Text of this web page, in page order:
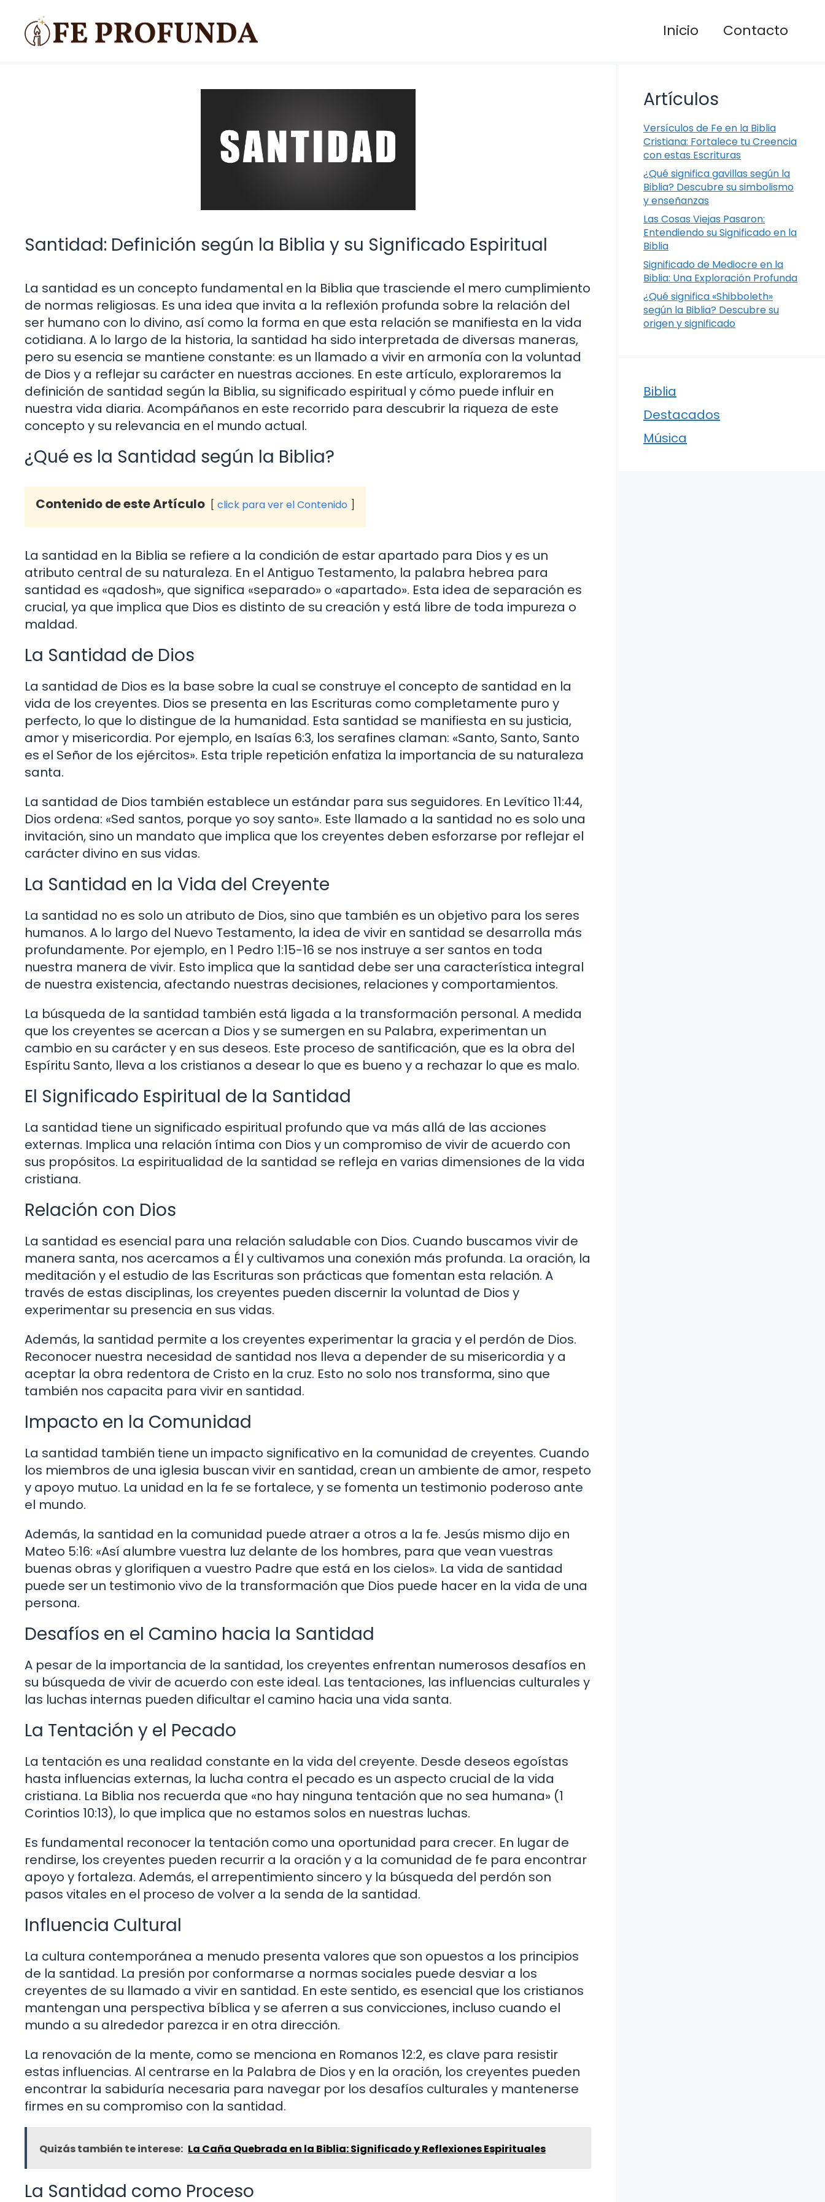
contenido
Inicio Contacto
Santidad: Definición según la Biblia y su Significado Espiritual
La santidad es un concepto fundamental en la Biblia que trasciende el mero cumplimiento
de normas religiosas. Es una idea que invita a la reflexión profunda sobre la relación del
ser humano con lo divino, así como la forma en que esta relación se manifiesta en la vida
cotidiana. A lo largo de la historia, la santidad ha sido interpretada de diversas maneras,
pero su esencia se mantiene constante: es un llamado a vivir en armonía con la voluntad
de Dios y a reflejar su carácter en nuestras acciones. En este artículo, exploraremos la
definición de santidad según la Biblia, su significado espiritual y cómo puede influir en
nuestra vida diaria. Acompáñanos en este recorrido para descubrir la riqueza de este
concepto y su relevancia en el mundo actual.
¿Qué es la Santidad según la Biblia?
Contenido de este Artículo click para ver el Contenido
La santidad en la Biblia se refiere a la condición de estar apartado para Dios y es un
atributo central de su naturaleza. En el Antiguo Testamento, la palabra hebrea para
santidad es «qadosh», que significa «separado» o «apartado». Esta idea de separación es
crucial, ya que implica que Dios es distinto de su creación y está libre de toda impureza o
maldad.
La Santidad de Dios
La santidad de Dios es la base sobre la cual se construye el concepto de santidad en la
vida de los creyentes. Dios se presenta en las Escrituras como completamente puro y
perfecto, lo que lo distingue de la humanidad. Esta santidad se manifiesta en su justicia,
amor y misericordia. Por ejemplo, en Isaías 6:3, los serafines claman: «Santo, Santo, Santo
es el Señor de los ejércitos». Esta triple repetición enfatiza la importancia de su naturaleza
santa.
La santidad de Dios también establece un estándar para sus seguidores. En Levítico 11:44,
Dios ordena: «Sed santos, porque yo soy santo». Este llamado a la santidad no es solo una
invitación, sino un mandato que implica que los creyentes deben esforzarse por reflejar el
carácter divino en sus vidas.
La Santidad en la Vida del Creyente
La santidad no es solo un atributo de Dios, sino que también es un objetivo para los seres
humanos. A lo largo del Nuevo Testamento, la idea de vivir en santidad se desarrolla más
profundamente. Por ejemplo, en 1 Pedro 1:15-16 se nos instruye a ser santos en toda
nuestra manera de vivir. Esto implica que la santidad debe ser una característica integral
de nuestra existencia, afectando nuestras decisiones, relaciones y comportamientos.
La búsqueda de la santidad también está ligada a la transformación personal. A medida
que los creyentes se acercan a Dios y se sumergen en su Palabra, experimentan un
cambio en su carácter y en sus deseos. Este proceso de santificación, que es la obra del
Espíritu Santo, lleva a los cristianos a desear lo que es bueno y a rechazar lo que es malo.
El Significado Espiritual de la Santidad
La santidad tiene un significado espiritual profundo que va más allá de las acciones
externas. Implica una relación íntima con Dios y un compromiso de vivir de acuerdo con
sus propósitos. La espiritualidad de la santidad se refleja en varias dimensiones de la vida
cristiana.
Relación con Dios
La santidad es esencial para una relación saludable con Dios. Cuando buscamos vivir de
manera santa, nos acercamos a Él y cultivamos una conexión más profunda. La oración, la
meditación y el estudio de las Escrituras son prácticas que fomentan esta relación. A
través de estas disciplinas, los creyentes pueden discernir la voluntad de Dios y
experimentar su presencia en sus vidas.
Además, la santidad permite a los creyentes experimentar la gracia y el perdón de Dios.
Reconocer nuestra necesidad de santidad nos lleva a depender de su misericordia y a
aceptar la obra redentora de Cristo en la cruz. Esto no solo nos transforma, sino que
también nos capacita para vivir en santidad.
Impacto en la Comunidad
La santidad también tiene un impacto significativo en la comunidad de creyentes. Cuando
los miembros de una iglesia buscan vivir en santidad, crean un ambiente de amor, respeto
y apoyo mutuo. La unidad en la fe se fortalece, y se fomenta un testimonio poderoso ante
el mundo.
Además, la santidad en la comunidad puede atraer a otros a la fe. Jesús mismo dijo en
Mateo 5:16: «Así alumbre vuestra luz delante de los hombres, para que vean vuestras
buenas obras y glorifiquen a vuestro Padre que está en los cielos». La vida de santidad
puede ser un testimonio vivo de la transformación que Dios puede hacer en la vida de una
persona.
Desafíos en el Camino hacia la Santidad
A pesar de la importancia de la santidad, los creyentes enfrentan numerosos desafíos en
su búsqueda de vivir de acuerdo con este ideal. Las tentaciones, las influencias culturales y
las luchas internas pueden dificultar el camino hacia una vida santa.
La Tentación y el Pecado
La tentación es una realidad constante en la vida del creyente. Desde deseos egoístas
hasta influencias externas, la lucha contra el pecado es un aspecto crucial de la vida
cristiana. La Biblia nos recuerda que «no hay ninguna tentación que no sea humana» (1
Corintios 10:13), lo que implica que no estamos solos en nuestras luchas.
Es fundamental reconocer la tentación como una oportunidad para crecer. En lugar de
rendirse, los creyentes pueden recurrir a la oración y a la comunidad de fe para encontrar
apoyo y fortaleza. Además, el arrepentimiento sincero y la búsqueda del perdón son
pasos vitales en el proceso de volver a la senda de la santidad.
Influencia Cultural
La cultura contemporánea a menudo presenta valores que son opuestos a los principios
de la santidad. La presión por conformarse a normas sociales puede desviar a los
creyentes de su llamado a vivir en santidad. En este sentido, es esencial que los cristianos
mantengan una perspectiva bíblica y se aferren a sus convicciones, incluso cuando el
mundo a su alrededor parezca ir en otra dirección.
La renovación de la mente, como se menciona en Romanos 12:2, es clave para resistir
estas influencias. Al centrarse en la Palabra de Dios y en la oración, los creyentes pueden
encontrar la sabiduría necesaria para navegar por los desafíos culturales y mantenerse
firmes en su compromiso con la santidad.
Quizás también te interese: La Caña Quebrada en la Biblia: Significado y Reflexiones Espirituales
La Santidad como Proceso
Artículos
Versículos de Fe en la Biblia
Cristiana: Fortalece tu Creencia
con estas Escrituras
¿Qué significa gavillas según la
Biblia? Descubre su simbolismo
y enseñanzas
Las Cosas Viejas Pasaron:
Entendiendo su Significado en la
Biblia
Significado de Mediocre en la
Biblia: Una Exploración Profunda
¿Qué significa «Shibboleth»
según la Biblia? Descubre su
origen y significado
Biblia
Destacados
Música